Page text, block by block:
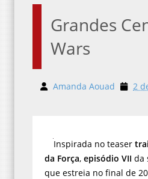
Grandes
Wars
Amanda Aouad 2
Inspirada no teaser
da Força, episódio VII da
que estreia no final de